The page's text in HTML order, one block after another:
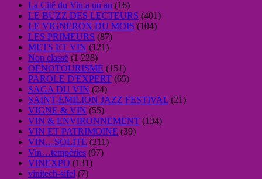
La Cité du Vin a un an (16)
LE BUZZ DES LECTEURS (401)
LE VIGNERON DU MOIS (104)
LES PRIMEURS (87)
METS ET VIN (121)
Non classé (1 228)
OENOTOURISME (151)
PAROLE D'EXPERT (65)
SAGA DU VIN (24)
SAINT-EMILION JAZZ FESTIVAL (21)
VIGNE & VIN (55)
VIN & ENVIRONNEMENT (134)
VIN ET PATRIMOINE (39)
VIN…SOLITE (211)
Vin…tempéries (97)
VINEXPO (131)
vinitech-sifel (7)